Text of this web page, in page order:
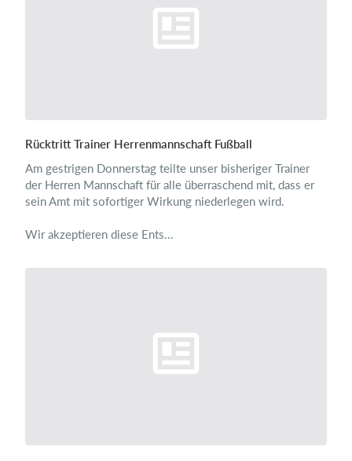
Rücktritt Trainer Herrenmannschaft Fußball
Am gestrigen Donnerstag teilte unser bisheriger Trainer
der Herren Mannschaft für alle überraschend mit, dass er
sein Amt mit sofortiger Wirkung niederlegen wird.
Wir akzeptieren diese Ents...